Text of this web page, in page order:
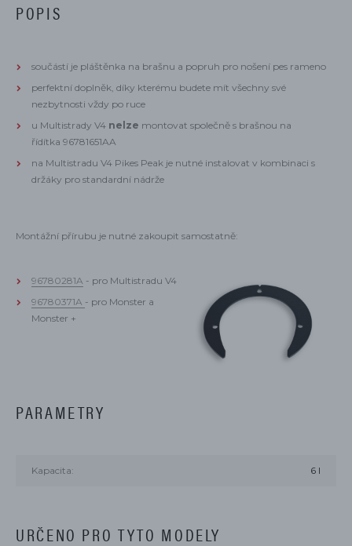
POPIS
součástí je pláštěnka na brašnu a popruh pro nošení pes rameno
perfektní doplněk, díky kterému budete mít všechny své
nezbytnosti vždy po ruce
​u Multistrady V4 nelze montovat společně s brašnou na
řídítka 96781651AA
na Multistradu V4 Pikes Peak je nutné instalovat v kombinaci s
držáky pro standardní nádrže
Montážní přírubu je nutné zakoupit samostatně:
96780281A - pro Multistradu V4
96780371A - pro Monster a
Monster +
PARAMETRY
Kapacita: 6 l
URČENO PRO TYTO MODELY